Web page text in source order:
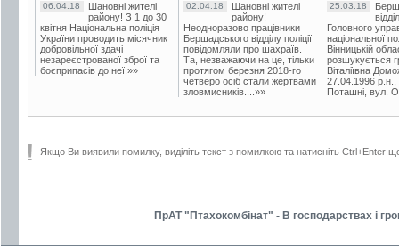
06.04.18
Шановні жителі
району! З 1 до 30
квітня Національна поліція
України проводить місячник
добровільної здачі
незареєстрованої зброї та
боєприпасів до неї.»»
02.04.18
Шановні жителі
району!
Неодноразово працівники
Бершадського відділу поліції
повідомляли про шахраїв.
Та, незважаючи на це, тільки
протягом березня 2018-го
четверо осіб стали жертвами
зловмисників....»»
25.03.18
Головного
національної
Вінницькій
розшукується
Віталіївна
27.04.1996 р.н.,
Поташні, вул.
Якщо Ви виявили помилку, виділіть текст з помилкою та натисніть Ctrl+Enter
ПрАТ "Птахокомбінат" - В господарствах і